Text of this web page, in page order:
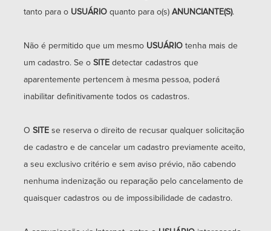
tanto para o USUÁRIO quanto para o(s) ANUNCIANTE(S).
Não é permitido que um mesmo USUÁRIO tenha mais de
um cadastro. Se o SITE detectar cadastros que
aparentemente pertencem à mesma pessoa, poderá
inabilitar definitivamente todos os cadastros.
O SITE se reserva o direito de recusar qualquer solicitação
de cadastro e de cancelar um cadastro previamente aceito,
a seu exclusivo critério e sem aviso prévio, não cabendo
nenhuma indenização ou reparação pelo cancelamento de
quaisquer cadastros ou de impossibilidade de cadastro.